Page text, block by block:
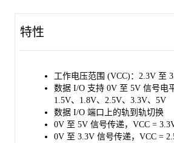
SGM65231 内置 IOFF 电路，可在器件断
SGM65231 适用于多种高性能应用，包括
以及数据密集型计算系统，能够满足对信
严格要求的场合。
该器件采用绿色 TQFN-4.5×3.5-20L 和
好的散热性能和紧凑的封装尺寸，便于集
特性
工作电压范围 (VCC)：2.3V 至
数据 I/O 支持 0V 至 5V 信号电
1.5V、1.8V、2.5V、3.3V、5V
数据 I/O 端口上的轨到轨切换
0V 至 5V 信号传递，VCC =
0V 至 3.3V 信号传递，VCC =